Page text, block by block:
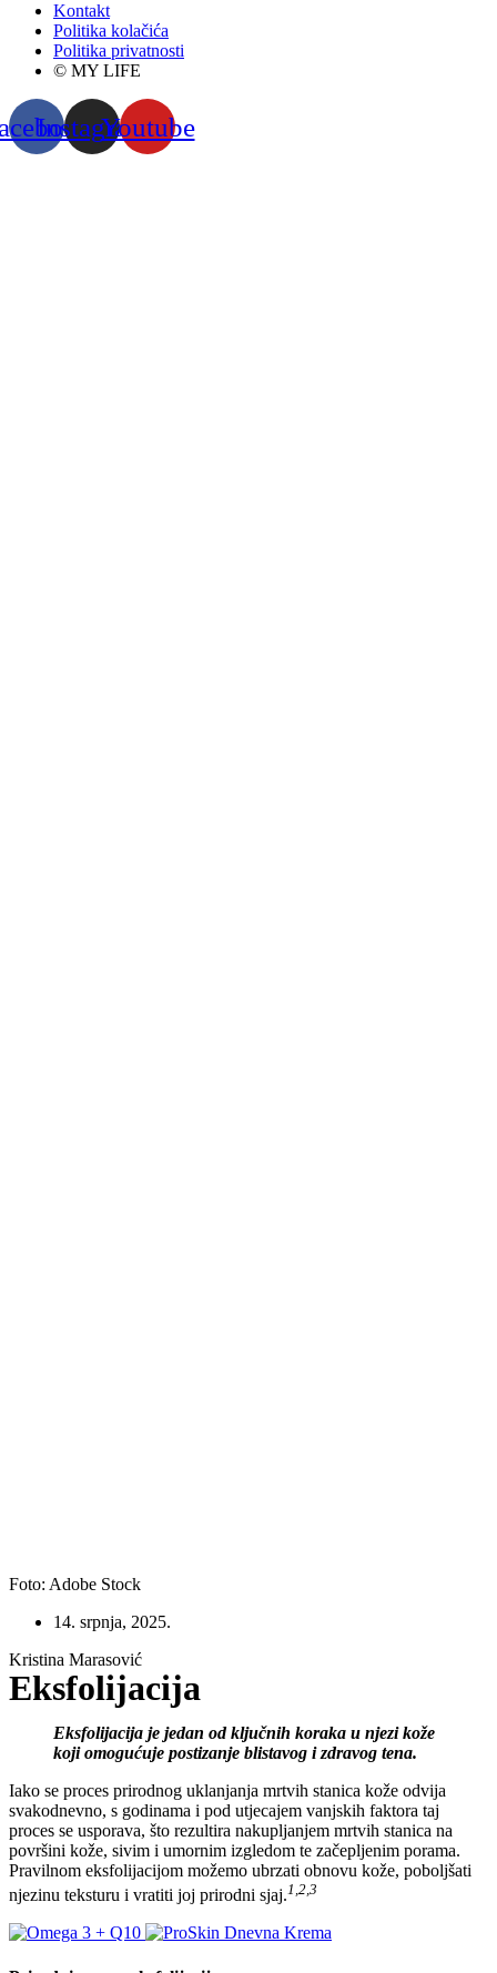
Kontakt
Politika kolačića
Politika privatnosti
© MY LIFE
InstagramYoutube
Foto: Adobe Stock
14. srpnja, 2025.
Kristina Marasović
Eksfolijacija
Eksfolijacija je jedan od ključnih koraka u njezi kože
koji omogućuje postizanje blistavog i zdravog tena.
Iako se proces prirodnog uklanjanja mrtvih stanica kože odvija
svakodnevno, s godinama i pod utjecajem vanjskih faktora taj
proces se usporava, što rezultira nakupljanjem mrtvih stanica na
površini kože, sivim i umornim izgledom te začepljenim porama.
Pravilnom eksfolijacijom možemo ubrzati obnovu kože, poboljšati
njezinu teksturu i vratiti joj prirodni sjaj.1,2,3